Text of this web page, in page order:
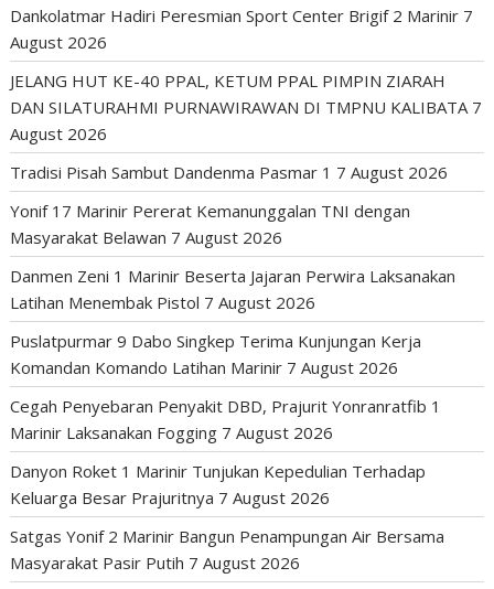
Dankolatmar Hadiri Peresmian Sport Center Brigif 2 Marinir 7
August 2026
JELANG HUT KE-40 PPAL, KETUM PPAL PIMPIN ZIARAH
DAN SILATURAHMI PURNAWIRAWAN DI TMPNU KALIBATA 7
August 2026
Tradisi Pisah Sambut Dandenma Pasmar 1 7 August 2026
Yonif 17 Marinir Pererat Kemanunggalan TNI dengan
Masyarakat Belawan 7 August 2026
Danmen Zeni 1 Marinir Beserta Jajaran Perwira Laksanakan
Latihan Menembak Pistol 7 August 2026
Puslatpurmar 9 Dabo Singkep Terima Kunjungan Kerja
Komandan Komando Latihan Marinir 7 August 2026
Cegah Penyebaran Penyakit DBD, Prajurit Yonranratfib 1
Marinir Laksanakan Fogging 7 August 2026
Danyon Roket 1 Marinir Tunjukan Kepedulian Terhadap
Keluarga Besar Prajuritnya 7 August 2026
Satgas Yonif 2 Marinir Bangun Penampungan Air Bersama
Masyarakat Pasir Putih 7 August 2026